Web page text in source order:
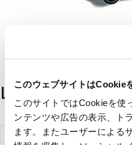
このウェブサイトはCookie
このサイトではCookieを使
ンテンツや広告の表示、ト
ます。またユーザーによる
List of handling
Mobile